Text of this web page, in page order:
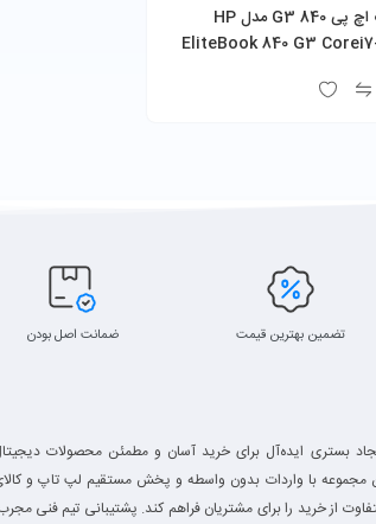
لپ تاپ اچ پی 840 G3 مدل HP
EliteBook 840 G3
تضمین بهترین قیمت ضمانت اصل بودن
1400 با هدف ایجاد بستری ایده‌آل برای خرید آسان و مطمئن محصولات
مجموعه با واردات بدون واسطه و پخش مستقیم لپ تاپ و
از خرید را برای مشتریان فراهم کند. پشتیبانی تیم فنی